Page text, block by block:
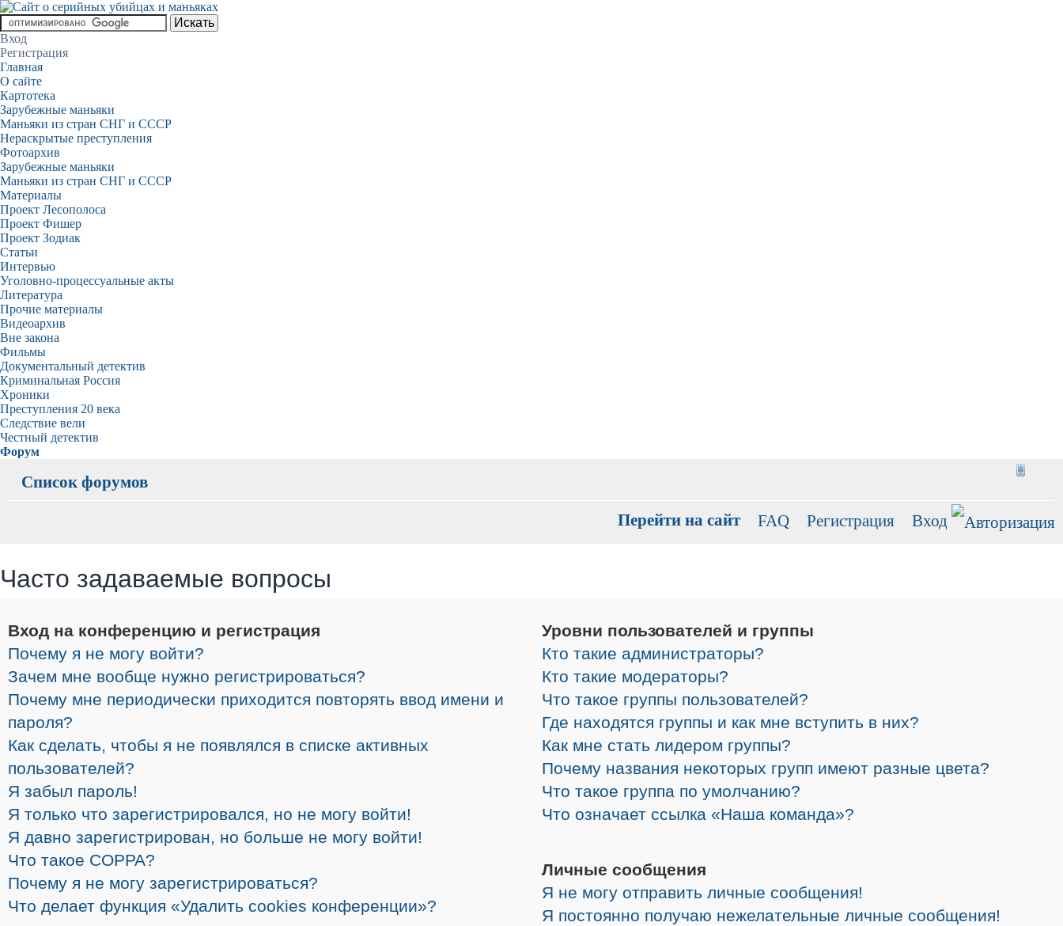
Вход
Регистрация
Главная
О сайте
Картотека
Зарубежные маньяки
Маньяки из стран СНГ и СССР
Нераскрытые преступления
Фотоархив
Зарубежные маньяки
Маньяки из стран СНГ и СССР
Материалы
Проект Лесополоса
Проект Фишер
Проект Зодиак
Статьи
Интервью
Уголовно-процессуальные акты
Литература
Прочие материалы
Видеоархив
Вне закона
Фильмы
Документальный детектив
Криминальная Россия
Хроники
Преступления 20 века
Следствие вели
Честный детектив
Форум
Список форумов
Перейти на сайт FAQ Регистрация Вход
Часто задаваемые вопросы
Вход на конференцию и регистрация
Почему я не могу войти?
Зачем мне вообще нужно регистрироваться?
Почему мне периодически приходится повторять ввод имени и
пароля?
Как сделать, чтобы я не появлялся в списке активных
пользователей?
Я забыл пароль!
Я только что зарегистрировался, но не могу войти!
Я давно зарегистрирован, но больше не могу войти!
Что такое COPPA?
Почему я не могу зарегистрироваться?
Что делает функция «Удалить cookies конференции»?
Уровни пользователей и группы
Кто такие администраторы?
Кто такие модераторы?
Что такое группы пользователей?
Где находятся группы и как мне вступить в них?
Как мне стать лидером группы?
Почему названия некоторых групп имеют разные цвета?
Что такое группа по умолчанию?
Что означает ссылка «Наша команда»?
Личные сообщения
Я не могу отправить личные сообщения!
Я постоянно получаю нежелательные личные сообщения!